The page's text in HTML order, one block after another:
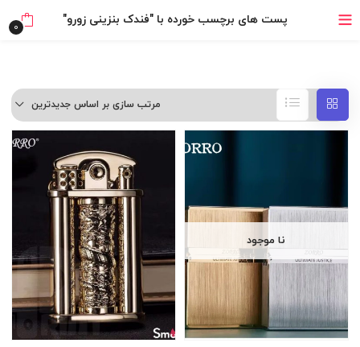
خرید قسطی با ترب‌پی
پست های برچسب خورده با "فندک بنزینی زورو" 0
مرتب سازی بر اساس جدیدترین
نا موجود